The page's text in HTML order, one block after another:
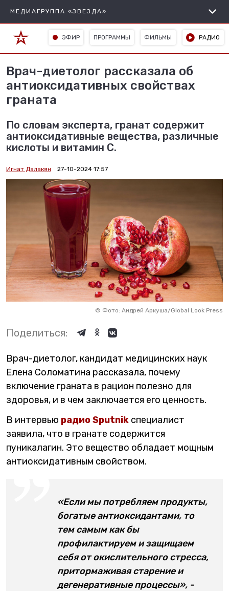
МЕДИАГРУППА «ЗВЕЗДА»
ЭФИР ПРОГРАММЫ ФИЛЬМЫ РАДИО
Врач-диетолог рассказала об
антиоксидативных свойствах
граната
По словам эксперта, гранат содержит
антиоксидативные вещества, различные
кислоты и витамин С.
Игнат Далакян 27-10-2024 17:57
© Фото: Андрей Аркуша/Global Look Press
Поделиться:
Врач-диетолог, кандидат медицинских наук
Елена Соломатина рассказала, почему
включение граната в рацион полезно для
здоровья, и в чем заключается его ценность.
В интервью радио Sputnik специалист
заявила, что в гранате содержится
пуникалагин. Это вещество обладает мощным
антиоксидативным свойством.
«Если мы потребляем продукты,
богатые антиоксидантами, то
тем самым как бы
профилактируем и защищаем
себя от окислительного стресса,
притормаживая старение и
дегенеративные процессы», -